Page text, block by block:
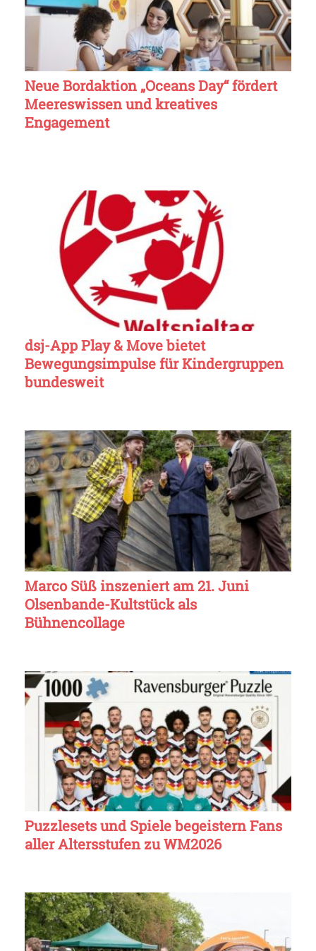
Neue Bordaktion „Oceans Day“ fördert
Meereswissen und kreatives
Engagement
dsj-App Play & Move bietet
Bewegungsimpulse für Kindergruppen
bundesweit
Marco Süß inszeniert am 21. Juni
Olsenbande-Kultstück als
Bühnencollage
Puzzlesets und Spiele begeistern Fans
aller Altersstufen zu WM2026